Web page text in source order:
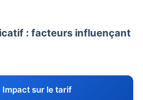
: facteurs influençant
Impact sur le tarif